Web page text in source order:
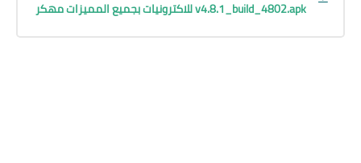
v4.8.1_build_4802.apk للاكترونيات بجميع المميزات مهكر